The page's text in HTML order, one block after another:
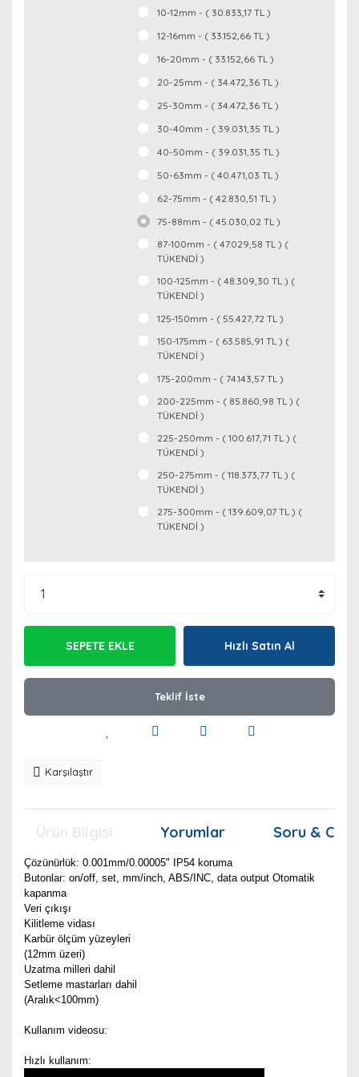
10-12mm - ( 30.833,17 TL )
12-16mm - ( 33.152,66 TL )
16-20mm - ( 33.152,66 TL )
20-25mm - ( 34.472,36 TL )
25-30mm - ( 34.472,36 TL )
30-40mm - ( 39.031,35 TL )
40-50mm - ( 39.031,35 TL )
50-63mm - ( 40.471,03 TL )
62-75mm - ( 42.830,51 TL )
75-88mm - ( 45.030,02 TL )
87-100mm - ( 47.029,58 TL ) (
TÜKENDİ )
100-125mm - ( 48.309,30 TL ) (
TÜKENDİ )
125-150mm - ( 55.427,72 TL )
150-175mm - ( 63.585,91 TL ) (
TÜKENDİ )
175-200mm - ( 74.143,57 TL )
200-225mm - ( 85.860,98 TL ) (
TÜKENDİ )
225-250mm - ( 100.617,71 TL ) (
TÜKENDİ )
250-275mm - ( 118.373,77 TL ) (
TÜKENDİ )
275-300mm - ( 139.609,07 TL ) (
TÜKENDİ )
SEPETE EKLE Hızlı Satın Al
Teklif İste
Karşılaştır
Yorumlar Soru &
Çözünürlük: 0.001mm/0.00005" IP54 koruma
Butonlar: on/off, set, mm/inch, ABS/INC, data output Otomatik
kapanma
Veri çıkışı
Kilitleme vidası
Karbür ölçüm yüzeyleri
(12mm üzeri)
Uzatma milleri dahil
Setleme mastarları dahil
(Aralık<100mm)
Kullanım videosu:
Hızlı kullanım: